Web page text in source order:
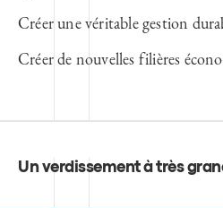
Créer une véritable gestion
Créer de nouvelles filières
Un verdissement à très